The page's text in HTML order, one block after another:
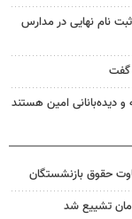
نام نهایی در مدارس
گفت
و دیده‌بانانی امین هستند
حقوق بازنشستگان
تشییع شد